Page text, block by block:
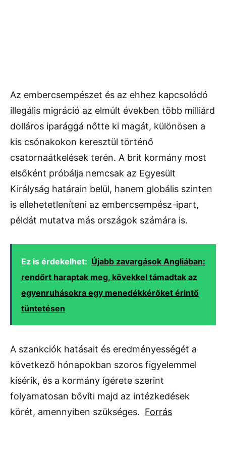
Az embercsempészet és az ehhez kapcsolódó
illegális migráció az elmúlt években több milliárd
dolláros iparággá nőtte ki magát, különösen a
kis csónakokon keresztül történő
csatornaátkelések terén. A brit kormány most
elsőként próbálja nemcsak az Egyesült
Királyság határain belül, hanem globális szinten
is ellehetetleníteni az embercsempész-ipart,
példát mutatva más országok számára is.
Ez is érdekelhet: Újabb zavargások Angliában:
rendőrt haraptak meg, kövekkel támadtak az
egyenruhásokra egy menedékkérőket érintő
tüntetésen
A szankciók hatásait és eredményességét a
következő hónapokban szoros figyelemmel
kísérik, és a kormány ígérete szerint
folyamatosan bővíti majd az intézkedések
körét, amennyiben szükséges. Forrás